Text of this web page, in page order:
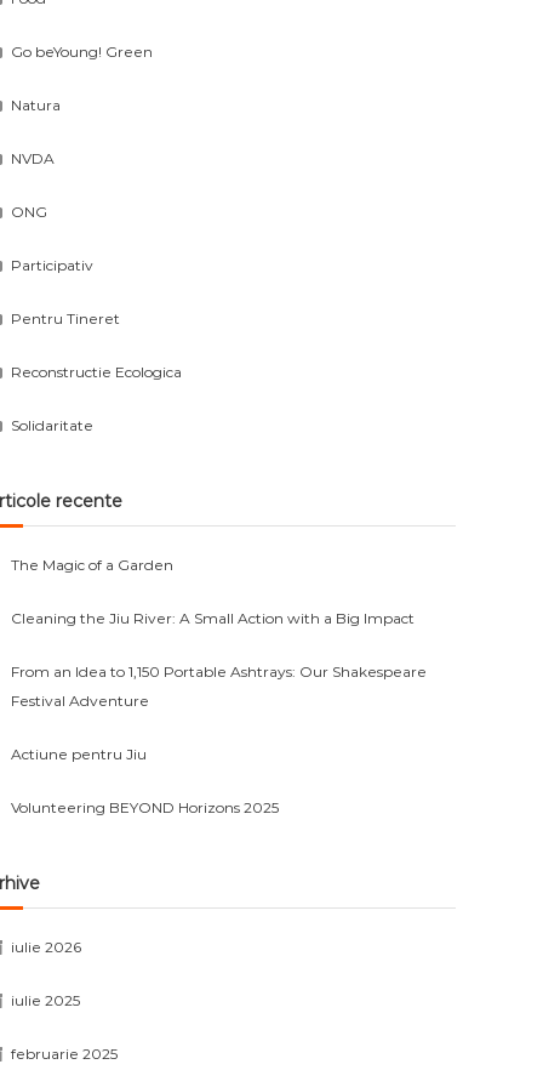
Go beYoung! Green
Natura
NVDA
ONG
Participativ
Pentru Tineret
Reconstructie Ecologica
Solidaritate
recente
The Magic of a Garden
Cleaning the Jiu River: A Small Action with a Big Impact
From an Idea to 1,150 Portable Ashtrays: Our Shakespeare
Festival Adventure
Actiune pentru Jiu
Volunteering BEYOND Horizons 2025
iulie 2026
iulie 2025
februarie 2025